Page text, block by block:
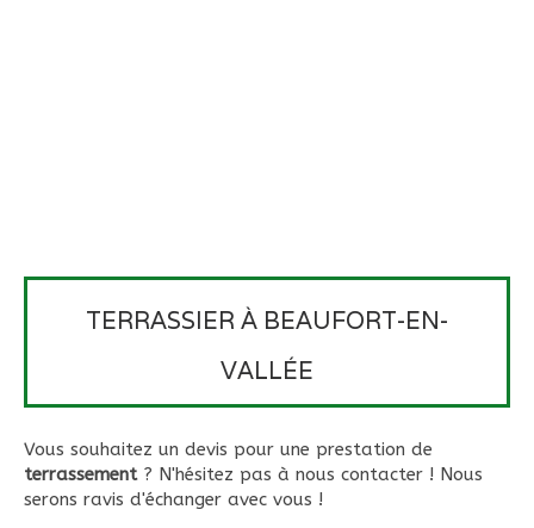
TERRASSIER À BEAUFORT-EN-
VALLÉE
Vous souhaitez un devis pour une prestation de
terrassement? N'hésitez pas à nous contacter ! Nous
serons ravis d'échanger avec vous !